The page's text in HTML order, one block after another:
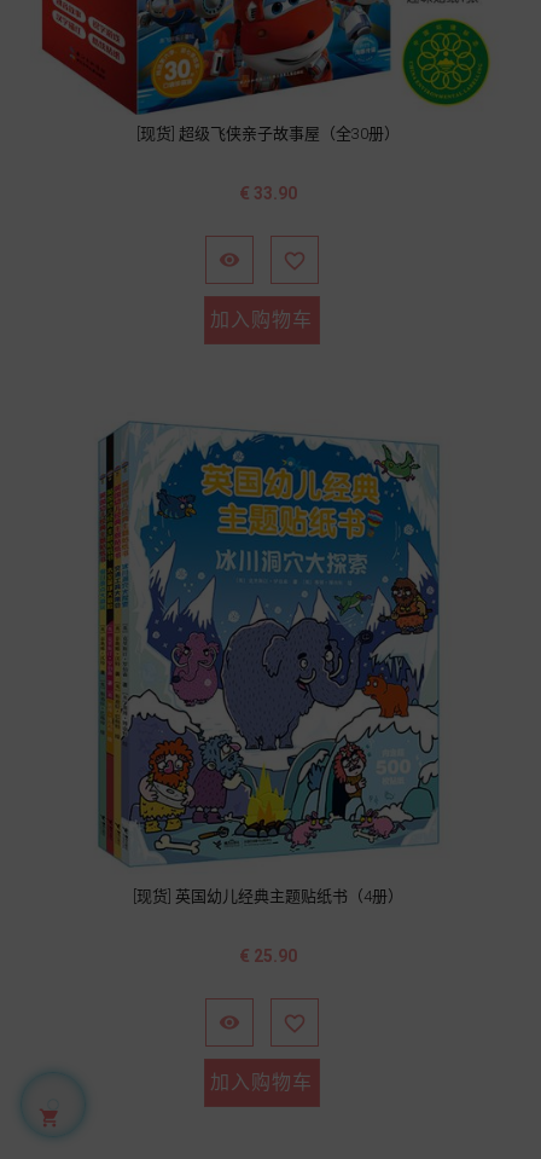
[现货] 超级飞侠亲子故事屋（全30册）
价
€ 33.90
 
加入购物车
[现货] 英国幼儿经典主题贴纸书（4册）
价
€ 25.90
 
加入购物车
